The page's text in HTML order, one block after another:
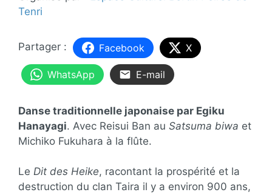
Tenri
Facebook X
WhatsApp E-mail
Danse traditionnelle japonaise par Egiku
Hanayagi. Avec Reisui Ban au Satsuma biwa et
Michiko Fukuhara à la flûte.
Le Dit des Heike, racontant la prospérité et la
destruction du clan Taira il y a environ 900 ans,